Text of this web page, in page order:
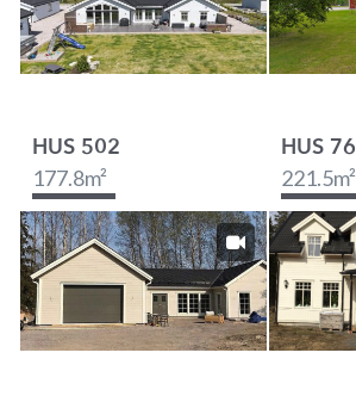
HUS 502
177.8m²
HUS 76
221.5m²